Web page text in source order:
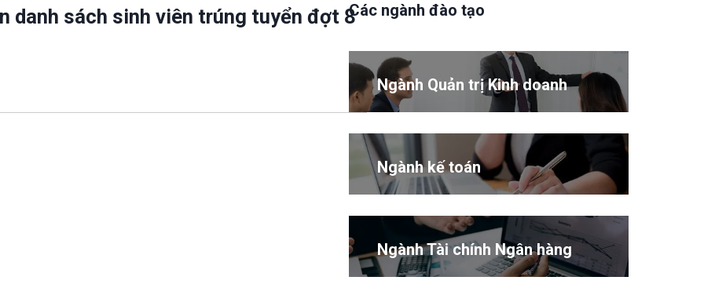
danh sách sinh viên trúng tuyển đợt 8Các ngành đào tạo
Ngành Quản trị Kinh doanh
Ngành kế toán
Ngành Tài chính Ngân hàng